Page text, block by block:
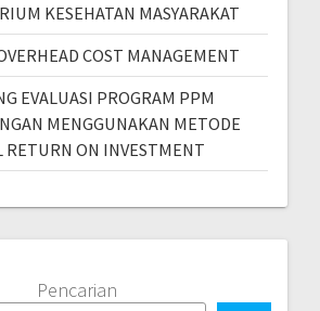
KESEHATAN MASYARAKAT
COST MANAGEMENT
EVALUASI PROGRAM PPM
MENGGUNAKAN METODE
RETURN ON INVESTMENT
Pencarian